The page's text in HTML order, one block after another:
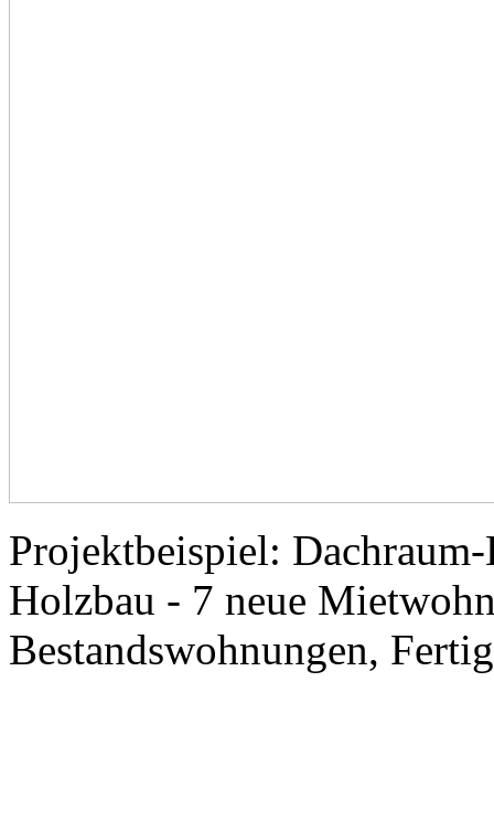
Projektbeispiel:
Holzbau - 7 neue
Bestandswohnungen,